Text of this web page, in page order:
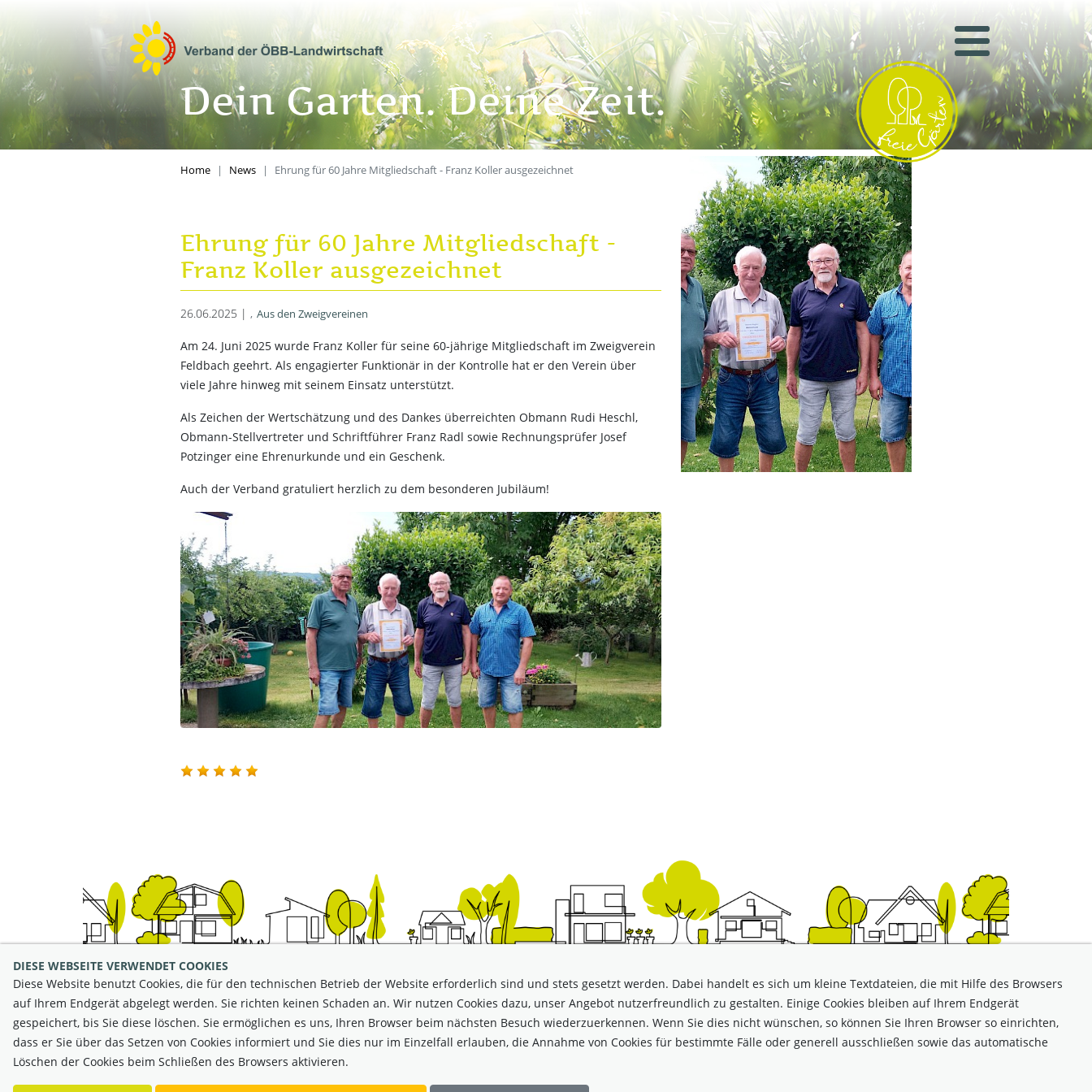
Dein Garten. Deine Zeit.
Home News Ehrung für 60 Jahre Mitgliedschaft - Franz Koller ausgezeichnet
Ehrung für 60 Jahre Mitgliedschaft -
Franz Koller ausgezeichnet
26.06.2025 | Aus den Zweigvereinen
Am 24. Juni 2025 wurde Franz Koller für seine 60-jährige Mitgliedschaft im Zweigverein
Feldbach geehrt. Als engagierter Funktionär in der Kontrolle hat er den Verein über
viele Jahre hinweg mit seinem Einsatz unterstützt.
Als Zeichen der Wertschätzung und des Dankes überreichten Obmann Rudi Heschl,
Obmann-Stellvertreter und Schriftführer Franz Radl sowie Rechnungsprüfer Josef
Potzinger eine Ehrenurkunde und ein Geschenk.
Auch der Verband gratuliert herzlich zu dem besonderen Jubiläum!
VERBAND DER ÖBB-LANDWIRTSCHAFT
1050 Wien, Margaretenstraße 166
Behörde: Bundespolizeidirektion Wien ZVR-Zahl: 250680054 Für den Inhalt verantwortlich: Robert Hofmann
DIESE WEBSEITE VERWENDET COOKIES
Diese Website benutzt Cookies, die für den technischen Betrieb der Website erforderlich sind und stets gesetzt werden. Dabei handelt es sich um kleine Textdateien, die mit Hilfe des Browsers
auf Ihrem Endgerät abgelegt werden. Sie richten keinen Schaden an. Wir nutzen Cookies dazu, unser Angebot nutzerfreundlich zu gestalten. Einige Cookies bleiben auf Ihrem Endgerät
gespeichert, bis Sie diese löschen. Sie ermöglichen es uns, Ihren Browser beim nächsten Besuch wiederzuerkennen. Wenn Sie dies nicht wünschen, so können Sie Ihren Browser so einrichten,
dass er Sie über das Setzen von Cookies informiert und Sie dies nur im Einzelfall erlauben, die Annahme von Cookies für bestimmte Fälle oder generell ausschließen sowie das automatische
Löschen der Cookies beim Schließen des Browsers aktivieren.